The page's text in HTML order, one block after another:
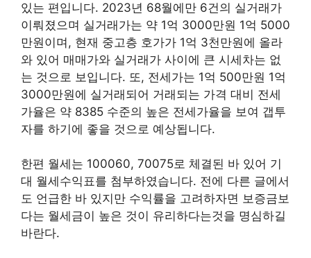
있는 편입니다. 2023년 68월에만 6건의 실거래가
이뤄졌으며 실거래가는 약 1억 3000만원 1억 5000
만원이며, 현재 중고층 호가가 1억 3천만원에 올라
와 있어 매매가와 실거래가 사이에 큰 시세차는 없
는 것으로 보입니다. 또, 전세가는 1억 500만원 1억
3000만원에 실거래되어 거래되는 가격 대비 전세
가율은 약 8385 수준의 높은 전세가율을 보여 갭투
자를 하기에 좋을 것으로 예상됩니다.
한편 월세는 100060, 70075로 체결된 바 있어 기
대 월세수익표를 첨부하였습니다. 전에 다른 글에서
도 언급한 바 있지만 수익률을 고려하자면 보증금보
다는 월세금이 높은 것이 유리하다는것을 명심하길
바란다.